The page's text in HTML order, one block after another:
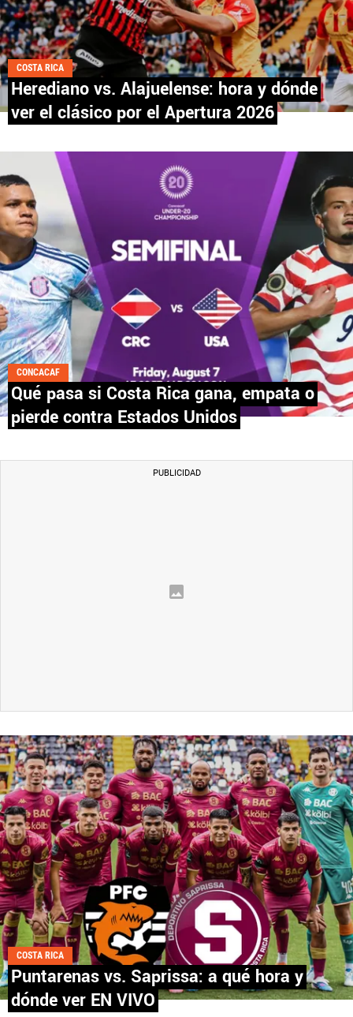
COSTA RICA
Herediano vs. Alajuelense: hora y dónde
ver el clásico por el Apertura 2026
CONCACAF
Qué pasa si Costa Rica gana, empata o
pierde contra Estados Unidos
COSTA RICA
Puntarenas vs. Saprissa: a qué hora y
dónde ver EN VIVO